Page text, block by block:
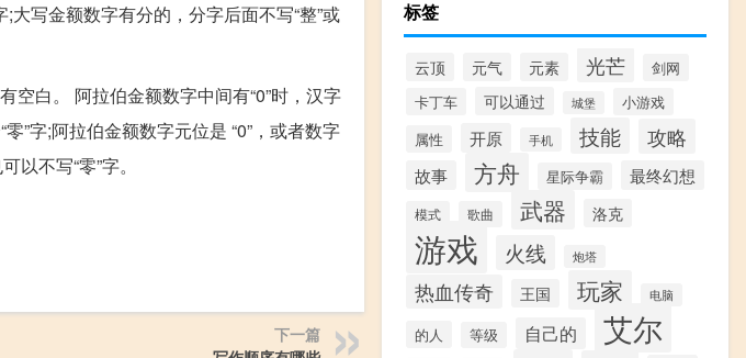
;大写金额数字有分的，分字后面不写“整”或
白。 阿拉伯金额数字中间有“0”时，汉字
”字;阿拉伯金额数字元位是 “0”，或者数字
以不写“零”字。
下一篇
标签
云顶 元气 元素 光芒
剑网
卡丁车
可以通过 城堡
小游戏
属性
开原 手机 技能 攻略
故事 方舟 星际争霸 最终幻想
模式 歌曲 武器 洛克
游戏 火线 炮塔
热血传奇 王国 玩家 电脑
的人 等级 自己的 艾尔